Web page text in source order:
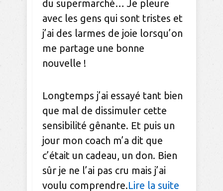
du supermarché… Je pleure
avec les gens qui sont tristes et
j’ai des larmes de joie lorsqu’on
me partage une bonne
nouvelle !
Longtemps j’ai essayé tant bien
que mal de dissimuler cette
sensibilité gênante. Et puis un
jour mon coach m’a dit que
c’était un cadeau, un don. Bien
sûr je ne l’ai pas cru mais j’ai
voulu comprendre.Lire la suite